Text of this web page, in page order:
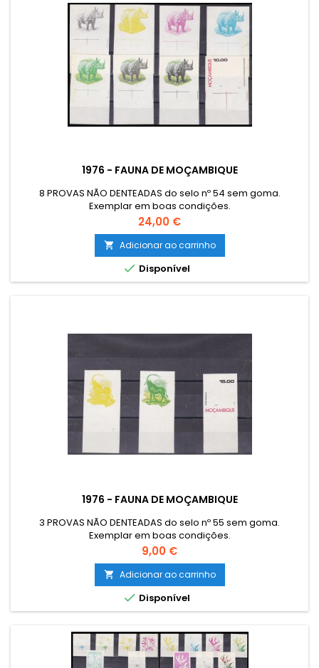
1976 - FAUNA DE MOÇAMBIQUE
8 PROVAS NÃO DENTEADAS do selo nº 54 sem goma.
Exemplar em boas condições.
Preço
24,00 €
 Adicionar ao carrinho
 Disponível
1976 - FAUNA DE MOÇAMBIQUE
3 PROVAS NÃO DENTEADAS do selo nº 55 sem goma.
Exemplar em boas condições.
Preço
9,00 €
 Adicionar ao carrinho
 Disponível